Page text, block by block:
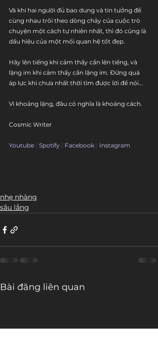
Và khi hai người đủ bao dung và tin tưởng để
cùng nhau trôi theo dòng chảy của cuộc trò
chuyện một cách tự nhiên nhất, thì đó cũng là
dấu hiệu của một mối quan hệ tốt đẹp.
Hãy lên tiếng khi cảm thấy cần lên tiếng, và
lặng im khi cảm thấy cần lặng im. Đừng quá
áp lực khi chưa nhất thời tìm được lời để nói...
Vì khoảng lặng, đâu có nghĩa là khoảng cách.
Cosmic Writer
Youtube | Spotify | Facebook | Instagram
nhẹ nhàng
sâu lắng
Bài đăng liên quan